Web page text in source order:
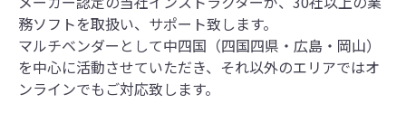
務ソフトを取扱い、サポート致します。
マルチベンダーとして中四国（四国四県・広島・岡山）
を中心に活動させていただき、それ以外のエリアではオ
ンラインでもご対応致します。